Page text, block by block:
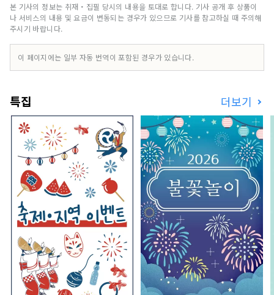
본 기사의 정보는 취재・집필 당시의 내용을 토대로 합니다. 기사 공개 후 상품이
나 서비스의 내용 및 요금이 변동되는 경우가 있으므로 기사를 참고하실 때 주의해
주시기 바랍니다.
이 페이지에는 일부 자동 번역이 포함된 경우가 있습니다.
특집 더보기